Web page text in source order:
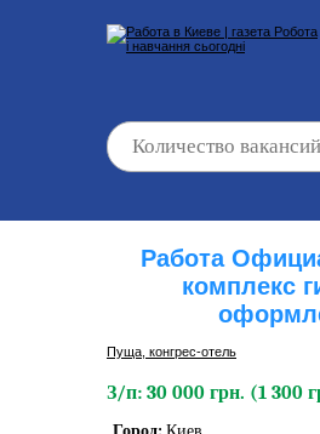
Работа
комплекс
Пуща, конгреc-отель
З/п: 30 000 грн. (1 300